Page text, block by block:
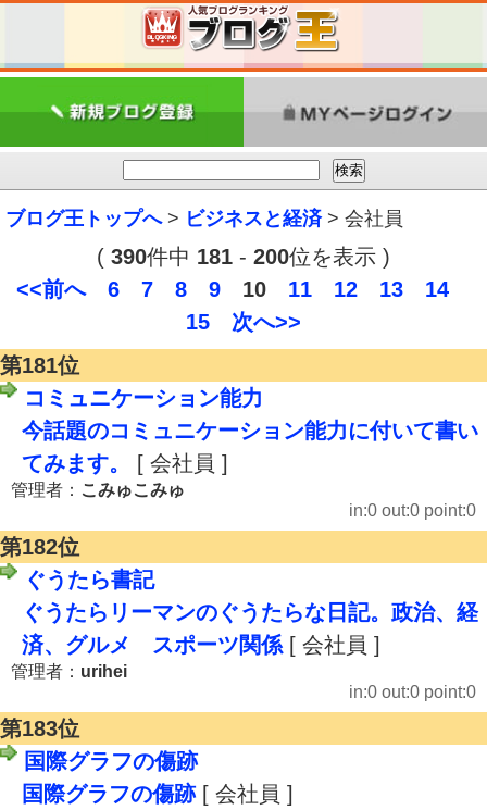
ブログ王トップへ> ビジネスと経済> 会社員
( 390件中 181 - 200位を表示 )
<<前へ
6 7 8 9 10 11 12 13
14
15
次へ>>
第181位
コミュニケーション能力
今話題のコミュニケーション能力に付いて書い
てみます。
[ 会社員 ]
管理者： こみゅこみゅ
in:0 out:0 point:0
第182位
ぐうたら書記
ぐうたらリーマンのぐうたらな日記。政治、経
済、グルメ スポーツ関係 [ 会社員 ]
管理者： urihei
in:0 out:0 point:0
第183位
国際グラフの傷跡
国際グラフの傷跡[ 会社員 ]